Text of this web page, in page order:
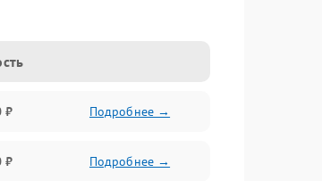
₽ Подробнее →
₽ Подробнее →